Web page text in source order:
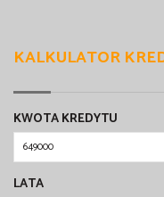
KALKULATOR
KWOTA KREDYTU
LATA